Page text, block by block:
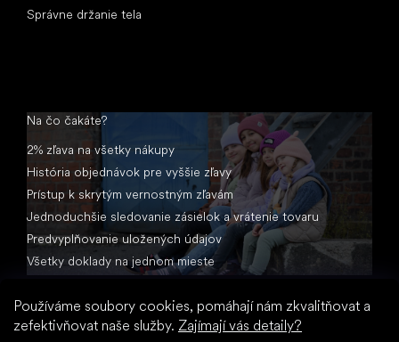
Používáme soubory cookies, pomáhají nám zkvalitňovat a
zefektivňovat naše služby. Zajímají vás detaily?
Správne držanie tela
Na čo čakáte?
2% zľava na všetky nákupy
História objednávok pre vyššie zľavy
Prístup k skrytým vernostným zľavám
Jednoduchšie sledovanie zásielok a vrátenie tovaru
Predvyplňovanie uložených údajov
Všetky doklady na jednom mieste